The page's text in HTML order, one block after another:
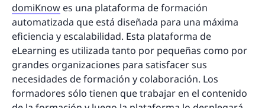
domiKnow es una plataforma de formación
automatizada que está diseñada para una máxima
eficiencia y escalabilidad. Esta plataforma de
eLearning es utilizada tanto por pequeñas como por
grandes organizaciones para satisfacer sus
necesidades de formación y colaboración. Los
formadores sólo tienen que trabajar en el contenido